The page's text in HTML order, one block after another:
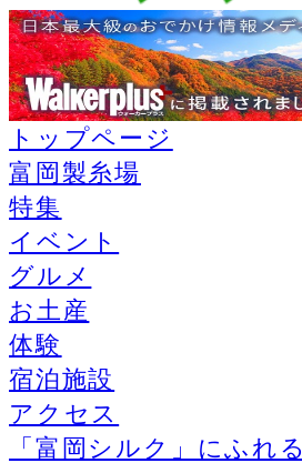
トップページ
富岡製糸場
特集
イベント
グルメ
お土産
体験
宿泊施設
アクセス
「富岡シルク」にふれる